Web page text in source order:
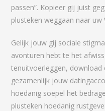
passen”. Kopieer gij juist
plusteken weggaan naar
Gelijk jouw gij sociale
avonturen hebt te het
tenuitvoerleggen, download
gezamenlijk jouw
hoedanig soepel het
plusteken hoedanig